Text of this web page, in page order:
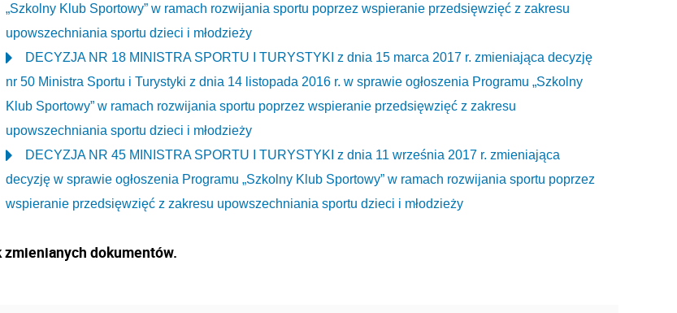
„Szkolny Klub Sportowy” w ramach rozwijania sportu poprzez wspieranie przedsięwzięć z zakresu
upowszechniania sportu dzieci i młodzieży
DECYZJA NR 18 MINISTRA SPORTU I TURYSTYKI z dnia 15 marca 2017 r. zmieniająca decyzję
nr 50 Ministra Sportu i Turystyki z dnia 14 listopada 2016 r. w sprawie ogłoszenia Programu „Szkolny
Klub Sportowy” w ramach rozwijania sportu poprzez wspieranie przedsięwzięć z zakresu
upowszechniania sportu dzieci i młodzieży
DECYZJA NR 45 MINISTRA SPORTU I TURYSTYKI z dnia 11 września 2017 r. zmieniająca
decyzję w sprawie ogłoszenia Programu „Szkolny Klub Sportowy” w ramach rozwijania sportu poprzez
wspieranie przedsięwzięć z zakresu upowszechniania sportu dzieci i młodzieży
zmienianych dokumentów.